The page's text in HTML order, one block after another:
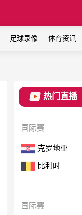
足球录像 体育资讯
热门直播
国际赛
克罗地亚
比利时
国际赛